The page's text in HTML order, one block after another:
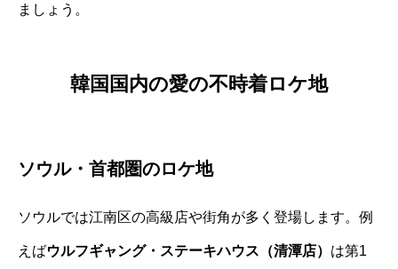
ましょう。
韓国国内の愛の不時着ロケ地
ソウル・首都圏のロケ地
ソウルでは江南区の高級店や街角が多く登場します。例
えばウルフギャング・ステーキハウス（清潭店） は第1